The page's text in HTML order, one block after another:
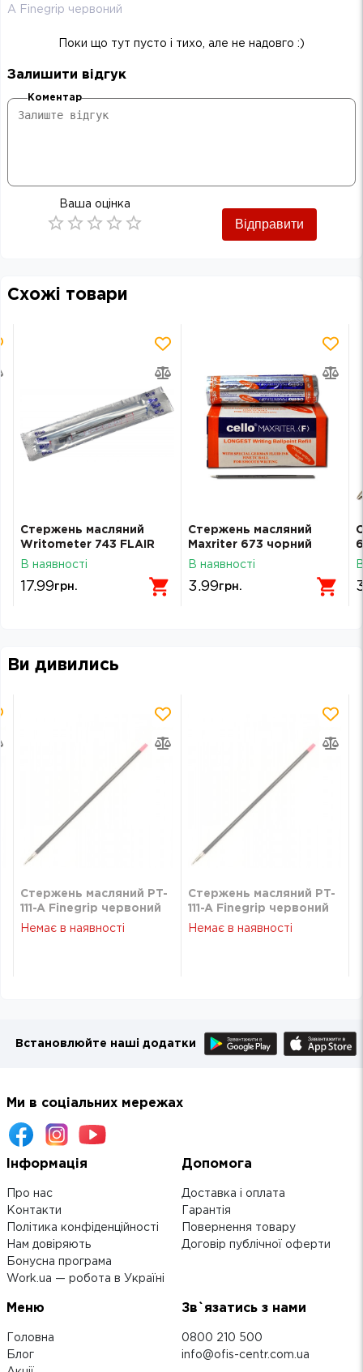
A Finegrip червоний
Поки що тут пусто і тихо, але не надовго :)
Залишити відгук
Коментар
Ваша оцінка
Відправити
Схожі товари
Стержень масляний
Writometer 743 FLAIR
синій 24354
В наявності
17.99грн.
Стержень масляний
Maxriter 673 чорний
В наявності
3.99грн.
Ви дивились
Стержень масляний PT-
111-A Finegrip червоний
Немає в наявності
Стержень масляний PT-
111-A Finegrip червоний
Немає в наявності
Встановлюйте наші додатки
Ми в соціальних мережах
Інформація
Про нас
Контакти
Політика конфіденційності
Нам довіряють
Бонусна програма
Work.ua — робота в Україні
Допомога
Доставка і оплата
Гарантія
Повернення товару
Договір публічної оферти
Меню
Головна
Блог
Зв`язатись з нами
0800 210 500
info@ofis-centr.com.ua